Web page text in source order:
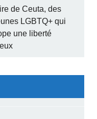
de Ceuta, des
LGBTQ+ qui
une liberté